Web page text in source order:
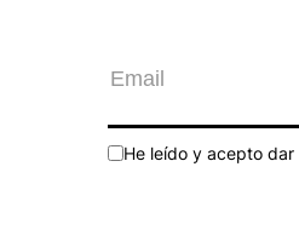
He leído y acepto